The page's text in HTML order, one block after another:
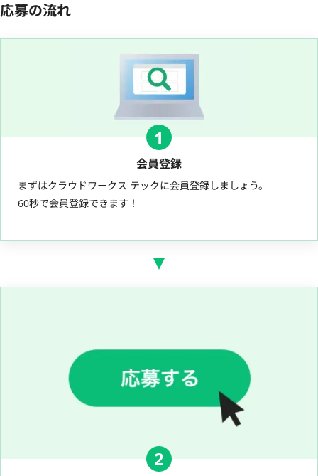
応募の流れ
1
会員登録
まずはクラウドワークス テックに会員登録しましょう。
60秒で会員登録できます！
2